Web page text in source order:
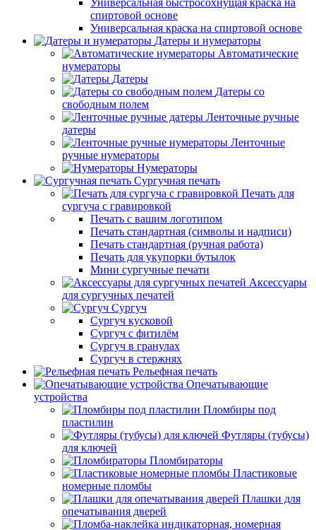
Универсальная быстросохнущая краска на
спиртовой основе
Универсальная краска на спиртовой основе
Датеры и нумераторы
Автоматические
нумераторы
Датеры
Датеры со
свободным полем
Ленточные ручные
датеры
Ленточные
ручные нумераторы
Нумераторы
Сургучная печать
Печать для
сургуча с гравировкой
Печать с вашим логотипом
Печать стандартная (символы и надписи)
Печать стандартная (ручная работа)
Печать для укупорки бутылок
Мини сургучные печати
Аксессуары
для сургучных печатей
Сургуч
Сургуч кусковой
Сургуч с фитилём
Сургуч в гранулах
Сургуч в стержнях
Рельефная печать
Опечатывающие
устройства
Пломбиры под
пластилин
Футляры (тубусы)
для ключей
Пломбираторы
Пластиковые
номерные пломбы
Плашки для
опечатывания дверей